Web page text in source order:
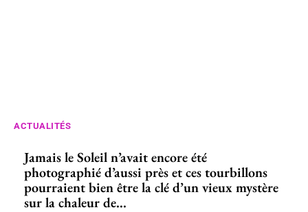
ACTUALITÉS
Jamais le Soleil n’avait encore été
photographié d’aussi près et ces tourbillons
pourraient bien être la clé d’un vieux mystère
sur la chaleur de...